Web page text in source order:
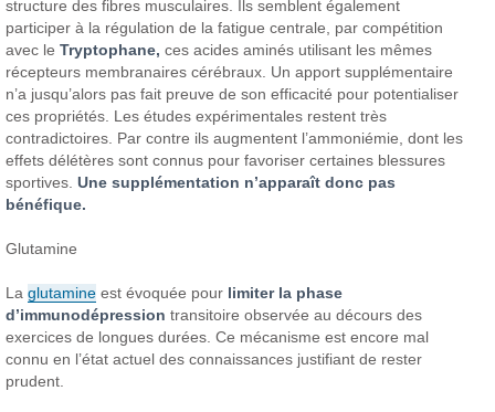
structure des fibres musculaires. Ils semblent également
participer à la régulation de la fatigue centrale, par compétition
avec leTryptophane, ces acides aminés utilisant les mêmes
récepteurs membranaires cérébraux. Un apport supplémentaire
n’a jusqu’alors pas fait preuve de son efficacité pour potentialiser
ces propriétés. Les études expérimentales restent très
contradictoires. Par contre ils augmentent l’ammoniémie, dont les
effets délétères sont connus pour favoriser certaines blessures
sportives.Une supplémentation n’apparaît donc pas
bénéfique.
Glutamine
Laglutamine est évoquée pour limiter la phase
d’immunodépression transitoire observée au décours des
exercices de longues durées. Ce mécanisme est encore mal
connu en l’état actuel des connaissances justifiant de rester
prudent.